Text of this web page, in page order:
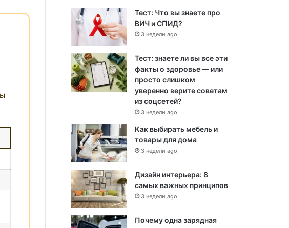
Тест: Что вы знаете про
ВИЧ и СПИД?
3 недели ago
Тест: знаете ли вы все эти
факты о здоровье — или
просто слишком
уверенно верите советам
из соцсетей?
3 недели ago
Как выбирать мебель и
товары для дома
3 недели ago
Дизайн интерьера: 8
самых важных принципов
3 недели ago
Почему одна зарядная